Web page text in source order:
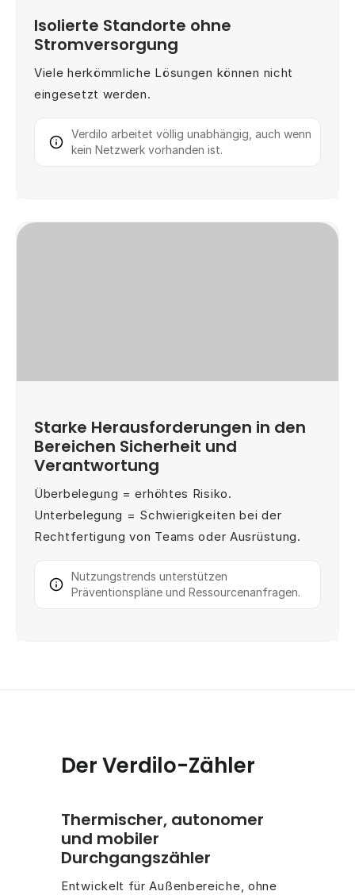
Isolierte Standorte ohne
Stromversorgung
Viele herkömmliche Lösungen können nicht
eingesetzt werden.
Verdilo arbeitet völlig unabhängig, auch wenn
kein Netzwerk vorhanden ist.
Starke Herausforderungen in den
Bereichen Sicherheit und
Verantwortung
Überbelegung = erhöhtes Risiko.
Unterbelegung = Schwierigkeiten bei der
Rechtfertigung von Teams oder Ausrüstung.
Nutzungstrends unterstützen
Präventionspläne und Ressourcenanfragen.
Der Verdilo-Zähler
Thermischer, autonomer
und mobiler
Durchgangszähler
Entwickelt für Außenbereiche, ohne